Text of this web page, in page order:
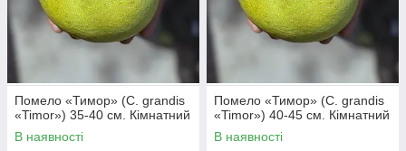
Помело «Тимор» (C. grandis
«Timor») 35-40 см. Кімнатний
В наявності
Помело «Тимор» (C. grandis
«Timor») 40-45 см. Кімнатний
В наявності